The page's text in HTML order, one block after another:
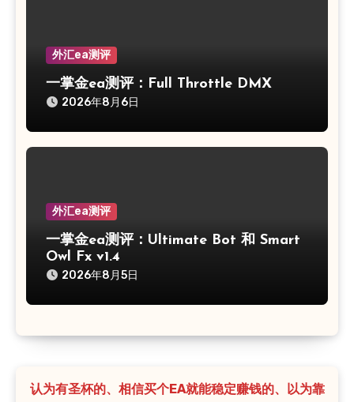
外汇ea测评
一掌金ea测评：Full Throttle DMX
2026年8月6日
外汇ea测评
一掌金ea测评：Ultimate Bot 和 Smart
Owl Fx v1.4
2026年8月5日
认为有圣杯的、相信买个EA就能稳定赚钱的、以为靠